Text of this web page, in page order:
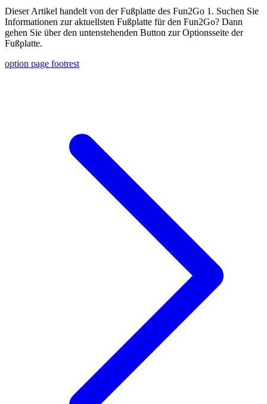
Dieser Artikel handelt von der Fußplatte des Fun2Go 1. Suchen Sie
Informationen zur aktuellsten Fußplatte für den Fun2Go? Dann
gehen Sie über den untenstehenden Button zur Optionsseite der
Fußplatte.
option page footrest